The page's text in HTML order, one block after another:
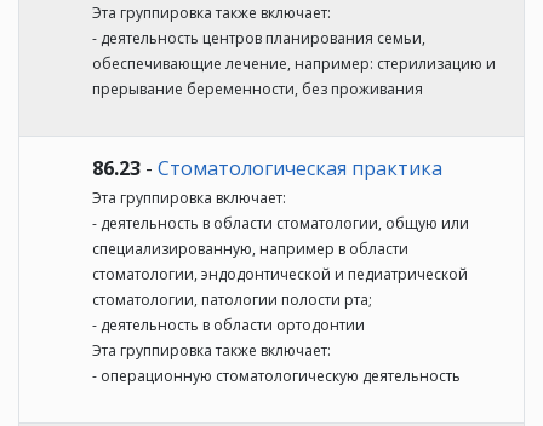
Эта группировка также включает:
- деятельность центров планирования семьи,
обеспечивающие лечение, например: стерилизацию и
прерывание беременности, без проживания
86.23 - Стоматологическая практика
Эта группировка включает:
- деятельность в области стоматологии, общую или
специализированную, например в области
стоматологии, эндодонтической и педиатрической
стоматологии, патологии полости рта;
- деятельность в области ортодонтии
Эта группировка также включает:
- операционную стоматологическую деятельность